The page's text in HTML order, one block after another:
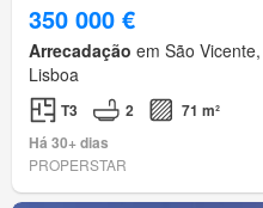
350 000 €
Arrecadação em São
Lisboa
T3 2
71 m²
Há 30+ dias
PROPERSTAR